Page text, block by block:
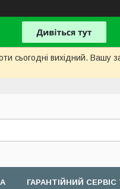
сьогодні вихідний.
ГАРАНТІЙНИЙ